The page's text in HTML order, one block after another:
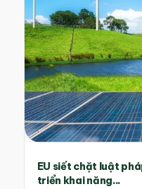
EU siết chặt luật
triển khai năng...